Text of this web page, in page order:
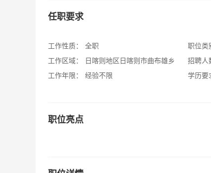
任职要求
工作性质：
全职
工作区域：
日喀则地区日喀则市曲布雄乡
工作年限：
经验不限
职位类
招聘人
学历要
职位亮点